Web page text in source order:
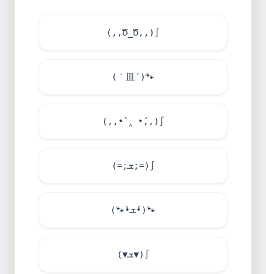
(,,Ծ_Ծ,,)∫
(｀皿´)🐾
(,,•̀ ‸ •́,,)∫
(=;ܫ;=)∫
(🐾 •̀ܫ•́)🐾
(▼ܫ▼)∫